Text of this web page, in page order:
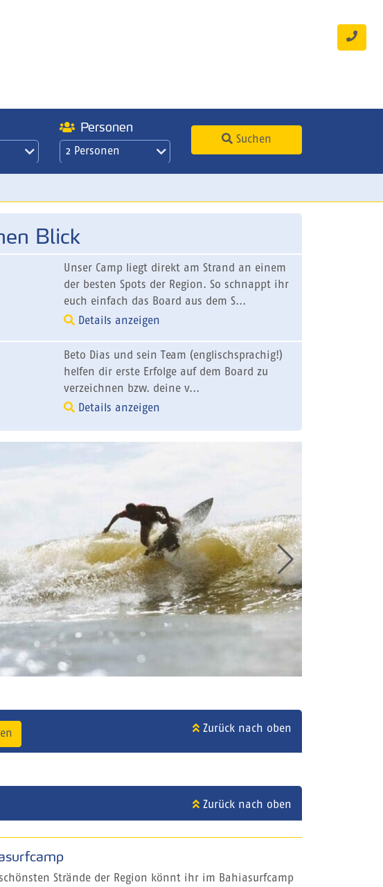
Personen
2 Personen
Suchen
Blick
Unser Camp liegt direkt am Strand an einem
der besten Spots der Region. So schnappt ihr
euch einfach das Board aus dem S...
Details anzeigen
Beto Dias und sein Team (englischsprachig!)
helfen dir erste Erfolge auf dem Board zu
verzeichnen bzw. deine v...
Details anzeigen
Zurück nach oben
Zurück nach oben
Strände der Region könnt ihr im Bahiasurfcamp